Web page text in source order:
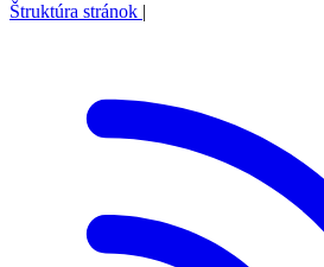
Štruktúra stránok |